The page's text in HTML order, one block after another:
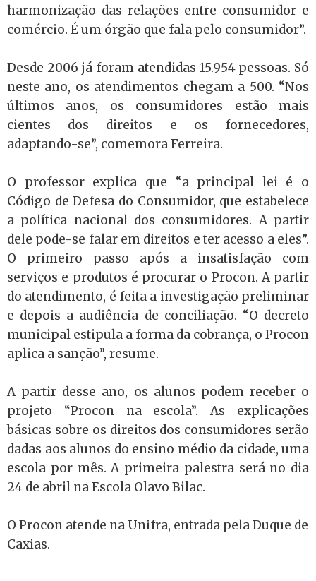
harmonização das relações entre consumidor e
comércio. É um órgão que fala pelo consumidor”.
Desde 2006 já foram atendidas 15.954 pessoas. Só
neste ano, os atendimentos chegam a 500. “Nos
últimos anos, os consumidores estão mais
cientes dos direitos e os fornecedores,
adaptando-se”, comemora Ferreira.
O professor explica que “a principal lei é o
Código de Defesa do Consumidor, que estabelece
a política nacional dos consumidores. A partir
dele pode-se falar em direitos e ter acesso a eles”.
O primeiro passo após a insatisfação com
serviços e produtos é procurar o Procon. A partir
do atendimento, é feita a investigação preliminar
e depois a audiência de conciliação. “O decreto
municipal estipula a forma da cobrança, o Procon
aplica a sanção”, resume.
A partir desse ano, os alunos podem receber o
projeto “Procon na escola”. As explicações
básicas sobre os direitos dos consumidores serão
dadas aos alunos do ensino médio da cidade, uma
escola por mês. A primeira palestra será no dia
24 de abril na Escola Olavo Bilac.
O Procon atende na Unifra, entrada pela Duque de
Caxias.